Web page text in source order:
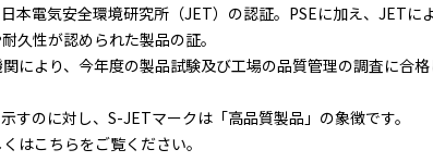
本電気安全環境研究所（JET）の認証。PSEに加え、JET
久性が認められた製品の証。
により、今年度の製品試験及び工場の品質管理の調査に合格
すのに対し、S-JETマークは「高品質製品」の象徴です。
はこちらをご覧ください。